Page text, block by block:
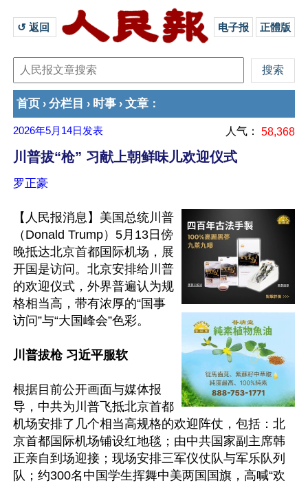
↺ 返回 电子报 正體版
首页 › 分栏目 › 时事 › 文章 ：
2026年5月14日 发表 人气： 58,368
川普拔“枪” 习献上朝鲜味儿欢迎仪式
罗正豪
【人民报消息】美国总统川普
（Donald Trump）5月13日傍
晚抵达北京首都国际机场，展
开国是访问。北京安排给川普
的欢迎仪式，外界普遍认为规
格相当高，带有浓厚的“国事
访问”与“大国峰会”色彩。
川普拔枪 习近平服软
根据目前公开画面与媒体报
导，中共为川普飞抵北京首都
机场安排了几个相当高规格的欢迎阵仗，包括：北
京首都国际机场铺设红地毯；由中共国家副主席韩
正亲自到场迎接；现场安排三军仪仗队与军乐队列
队；约300名中国学生挥舞中美两国国旗，高喊“欢